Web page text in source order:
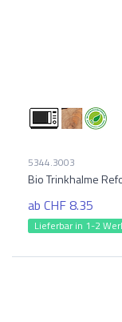
5344.3003
Bio Trinkhalme
ab CHF 8.35
Lieferbar in 1-2